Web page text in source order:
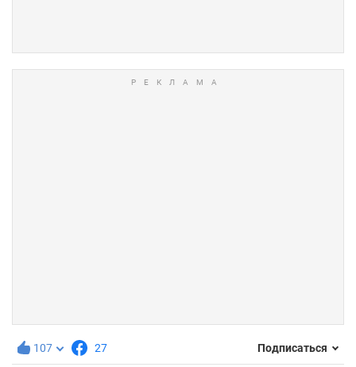
107 27 Подписаться